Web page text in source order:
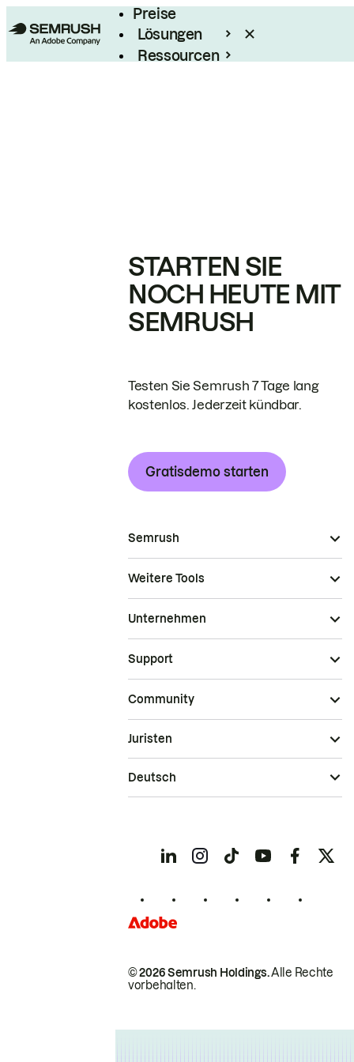
Preise
Lösungen
Ressourcen
STARTEN SIE
NOCH HEUTE MIT
SEMRUSH
Testen Sie Semrush 7 Tage lang
kostenlos. Jederzeit kündbar.
Gratisdemo starten
Semrush
Weitere Tools
Unternehmen
Support
Community
© 2026 Semrush Holdings.Alle Rechte
vorbehalten.
Juristen
Deutsch